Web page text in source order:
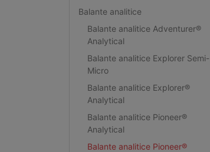
Balante analitice
Balante analitice Adventurer®
Analytical
Balante analitice Explorer Semi-
Micro
Balante analitice Explorer®
Analytical
Balante analitice Pioneer®
Analytical
Balante analitice Pioneer®